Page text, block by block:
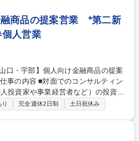
となる「清算価格」の決定など）※
しており、未経験の方でも安心して
時間帯に管理職が常駐しており、質
融商品の提案営業 *第二新
人営業
投資家や事業経営者など）の投資ス
にあわせた、最適な資産形成・運用
資産形成のご提案に留まらず、専門
完全週休2日制 土日祝休み